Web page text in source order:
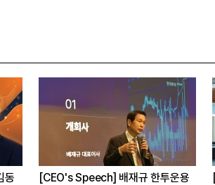
로스페이스
[Epic Why] 코오롱 이규호